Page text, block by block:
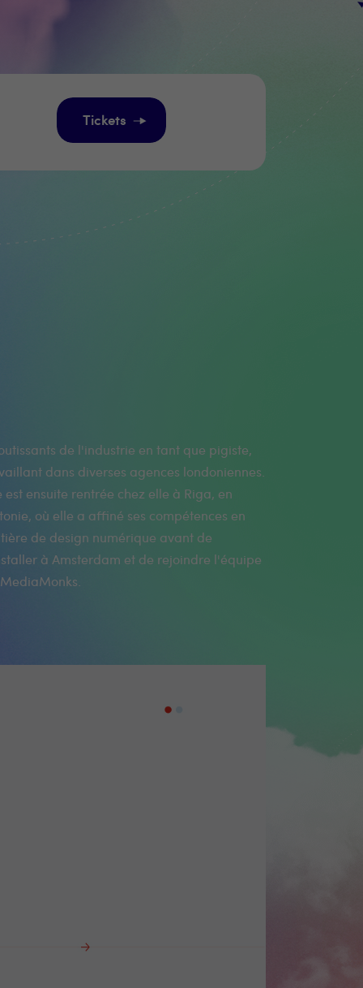
Tickets
de l'industrie en tant que pigiste,
dans diverses agences londoniennes.
est ensuite rentrée chez elle à Riga, en
où elle a affiné ses compétences en